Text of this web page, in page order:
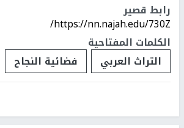
رابط قصير
https://nn.najah.edu/730Z/
الكلمات المفتاحية
التراث العربي
فضائية النجاح